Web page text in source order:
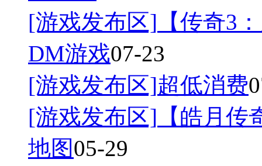
[游戏发布区] 【传奇3
DM游戏07-23
[游戏发布区]超低消费
[游戏发布区] 【皓月
地图05-29